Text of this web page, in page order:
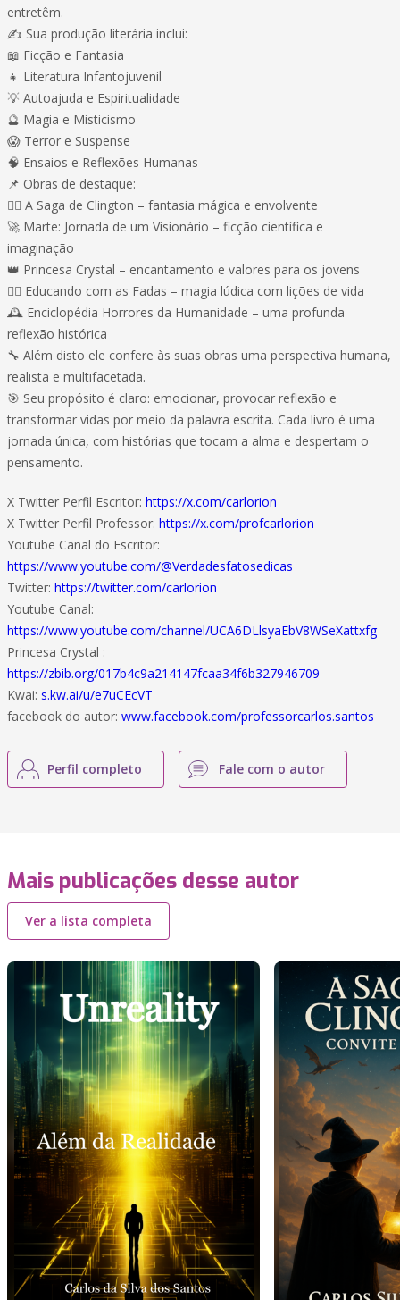
entretêm.
✍️ Sua produção literária inclui:
📖 Ficção e Fantasia
👧 Literatura Infantojuvenil
💡 Autoajuda e Espiritualidade
🔮 Magia e Misticismo
😱 Terror e Suspense
🧠 Ensaios e Reflexões Humanas
📌 Obras de destaque:
🧙‍♂️ A Saga de Clington – fantasia mágica e envolvente
🚀 Marte: Jornada de um Visionário – ficção científica e
imaginação
👑 Princesa Crystal – encantamento e valores para os jovens
🧚‍♀️ Educando com as Fadas – magia lúdica com lições de vida
🕰️ Enciclopédia Horrores da Humanidade – uma profunda
reflexão histórica
🔧 Além disto ele confere às suas obras uma perspectiva humana,
realista e multifacetada.
🎯 Seu propósito é claro: emocionar, provocar reflexão e
transformar vidas por meio da palavra escrita. Cada livro é uma
jornada única, com histórias que tocam a alma e despertam o
pensamento.
X Twitter Perfil Escritor: https://x.com/carlorion
X Twitter Perfil Professor: https://x.com/profcarlorion
Youtube Canal do Escritor:
https://www.youtube.com/@Verdadesfatosedicas
Twitter: https://twitter.com/carlorion
Youtube Canal:
https://www.youtube.com/channel/UCA6DLlsyaEbV8WSeXattxfg
Princesa Crystal :
https://zbib.org/017b4c9a214147fcaa34f6b327946709
Kwai: s.kw.ai/u/e7uCEcVT
facebook do autor: www.facebook.com/professorcarlos.santos
Perfil completo Fale com o autor
Mais publicações desse autor
Ver a lista completa